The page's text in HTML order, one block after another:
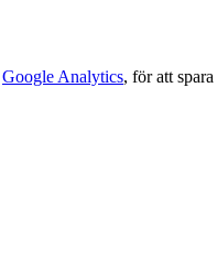
Google Analytics, för att spara